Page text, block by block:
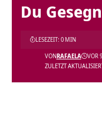
Du
ZULETZT
VONRAFAELA VOR
LESEZEIT: 0 MIN